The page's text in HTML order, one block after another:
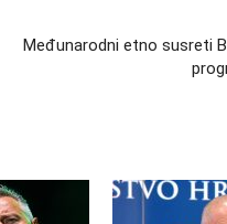
Međunarodni etno susreti